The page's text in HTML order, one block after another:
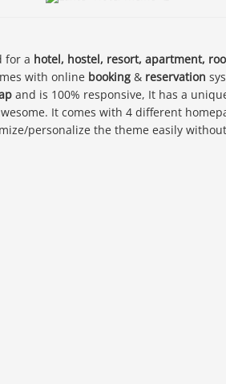
for a hotel, hostel, resort, apartment,
with online booking & reservation
and is 100% responsive, It has a
It comes with 4 different
personalize the theme easily